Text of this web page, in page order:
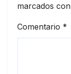
marcados con
Comentario *